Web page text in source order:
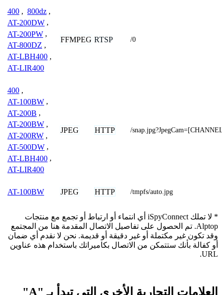
400 , 800dz ,
AT-200DW ,
AT-200PW ,
AT-800DZ ,
AT-LBH400 ,
AT-LIR400
FFMPEG RTSP /0
400 ,
AT-100BW ,
AT-200B ,
AT-200BW ,
AT-200RW ,
AT-500DW ,
AT-LBH400 ,
AT-LIR400
JPEG HTTP /
AT-100BW JPEG HTTP /tmpfs/auto.jpg
* لا تملك iSpyConnect أي انتماء أو ارتباط أو تجمع مع منتجات
Alptop. تم الحصول على تفاصيل الاتصال المقدمة هنا من المجتمع
وقد تكون غير مكتملة أو غير دقيقة أو قديمة. نحن لا نقدم أي ضمان
أو كفالة بأنك ستتمكن من الاتصال بكاميراتك باستخدام هذه عناوين
URL.
العلامات التجارية الأخرى التي تبدأ بـ "A"